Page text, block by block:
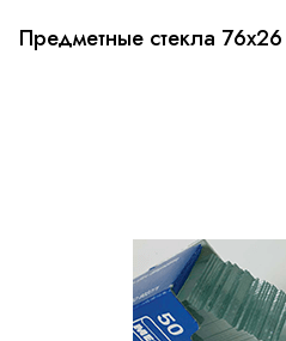
Предметные стекла